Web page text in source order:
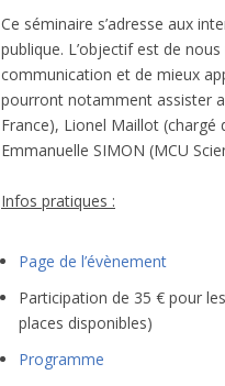
Ce séminaire s’adresse aux
publique. L’objectif est de
communication et de mieux
pourront notamment assister
France), Lionel Maillot (chargé
Emmanuelle SIMON (MCU
Infos pratiques :
Page de l’évènement
Participation de 35 € pour
places disponibles)
Programme